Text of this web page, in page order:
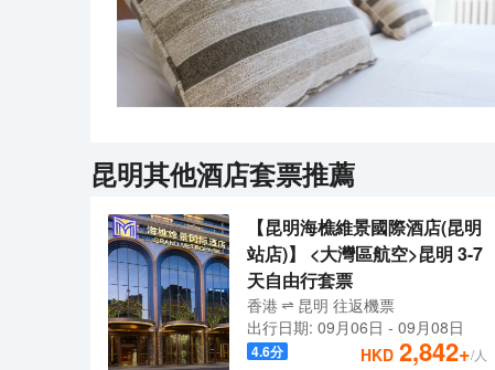
昆明其他酒店套票推薦
【昆明海樵維景國際酒店(昆明
站店)】 <大灣區航空>昆明 3-7
天自由行套票
香港 昆明 往返機票
出行日期: 09月06日 - 09月08日
4.6分 HKD 2,842+/人